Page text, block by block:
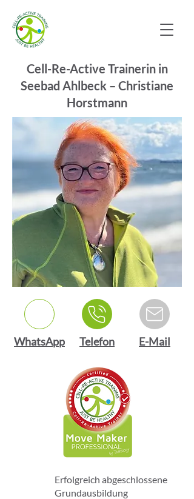
Cell-Re-Active Trainerin in
Seebad Ahlbeck – Christiane
Horstmann
WhatsApp Telefon E-Mail
Erfolgreich abgeschlossene
Grundausbildung